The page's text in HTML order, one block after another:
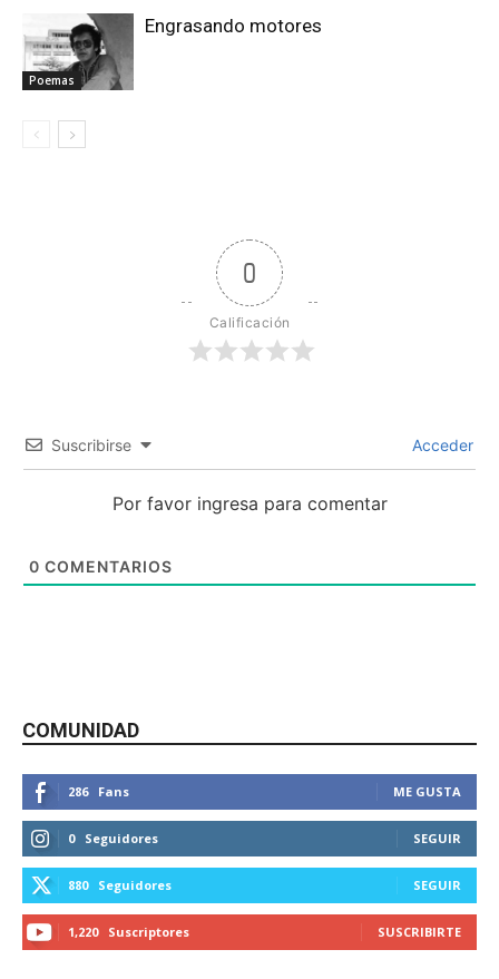
Poemas
Engrasando motores
0
Calificación
Suscribirse Acceder
Por favor ingresa para comentar
0 COMENTARIOS
COMUNIDAD
286 Fans ME GUSTA
0 Seguidores SEGUIR
880 Seguidores SEGUIR
1,220 Suscriptores SUSCRIBIRTE